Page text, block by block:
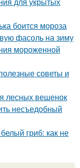
боится мороза
фасоль на зиму
мороженной
советы и
лесных вешенок
несъедобный
гриб: как не